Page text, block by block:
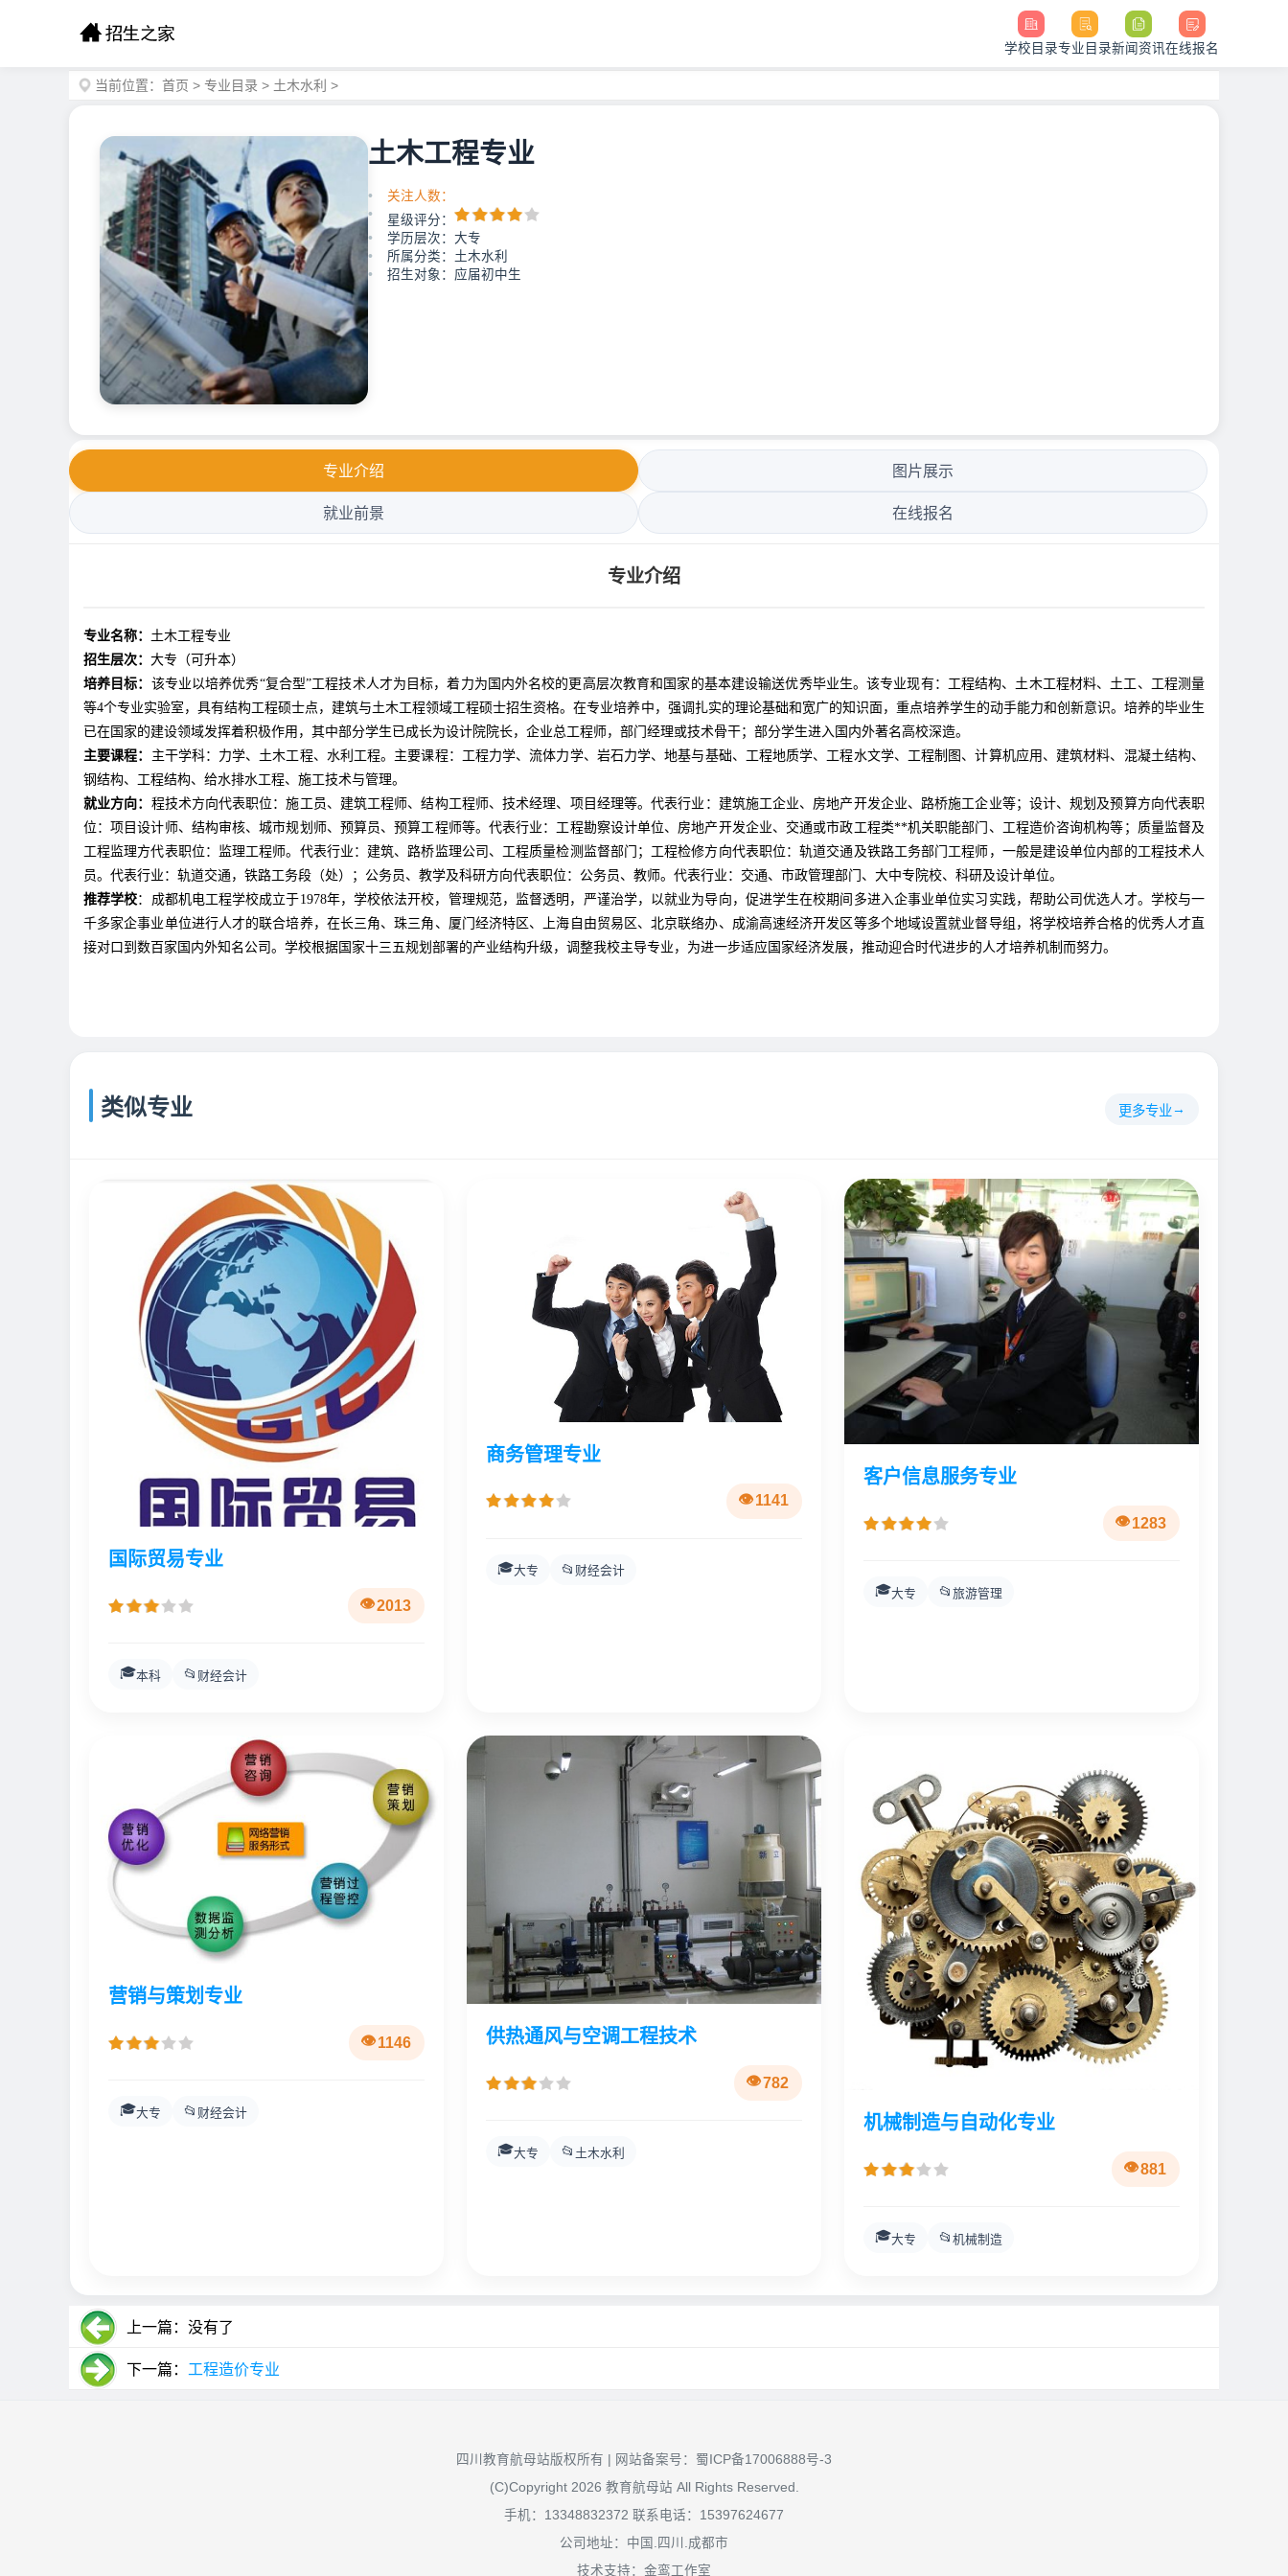
学校目录专业目录新闻资讯在线报名
当前位置： 首页 > 专业目录 > 土木水利 >
土木工程专业
关注人数：
星级评分：
学历层次：大专
所属分类：土木水利
招生对象：应届初中生
专业介绍 图片展示
就业前景 在线报名
专业介绍
专业名称： 土木工程专业
招生层次： 大专（可升本）
培养目标： 该专业以培养优秀“复合型”工程技术人才为目标，着力为国内外名校的更高层次教育和国家的基本建设输送优秀毕业生。该专业现有：工程结构、土木工程材料、土工、工程测量
等4个专业实验室，具有结构工程硕士点，建筑与土木工程领域工程硕士招生资格。在专业培养中，强调扎实的理论基础和宽广的知识面，重点培养学生的动手能力和创新意识。培养的毕业生
已在国家的建设领域发挥着积极作用，其中部分学生已成长为设计院院长，企业总工程师，部门经理或技术骨干；部分学生进入国内外著名高校深造。
主要课程：
主干学科：力学、土木工程、水利工程。主要课程：工程力学、流体力学、岩石力学、地基与基础、工程地质学、工程水文学、工程制图、计算机应用、建筑材料、混凝土结构、
钢结构、工程结构、给水排水工程、施工技术与管理。
就业方向： 程技术方向代表职位：施工员、建筑工程师、结构工程师、技术经理、项目经理等。代表行业：建筑施工企业、房地产开发企业、路桥施工企业等；设计、规划及预算方向代表职
位：项目设计师、结构审核、城市规划师、预算员、预算工程师等。代表行业：工程勘察设计单位、房地产开发企业、交通或市政工程类**机关职能部门、工程造价咨询机构等；质量监督及
工程监理方代表职位：监理工程师。代表行业：建筑、路桥监理公司、工程质量检测监督部门；工程检修方向代表职位：轨道交通及铁路工务部门工程师，一般是建设单位内部的工程技术人
员。代表行业：轨道交通，铁路工务段（处）；公务员、教学及科研方向代表职位：公务员、教师。代表行业：交通、市政管理部门、大中专院校、科研及设计单位。
推荐学校：成都机电工程学校成立于1978年，学校依法开校，管理规范，监督透明，严谨治学，以就业为导向，促进学生在校期间多进入企事业单位实习实践，帮助公司优选人才。学校与一
千多家企事业单位进行人才的联合培养，在长三角、珠三角、厦门经济特区、上海自由贸易区、北京联络办、成渝高速经济开发区等多个地域设置就业督导组，将学校培养合格的优秀人才直
接对口到数百家国内外知名公司。学校根据国家十三五规划部署的产业结构升级，调整我校主导专业，为进一步适应国家经济发展，推动迎合时代进步的人才培养机制而努力。
类似专业 更多专业
国际贸易专业
2013
🎓本科 📂 财经会计
商务管理专业
1141
🎓大专 📂 财经会计
客户信息服务专业
1283
🎓大专 📂 旅游管理
营销与策划专业
1146
🎓大专 📂 财经会计
供热通风与空调工程技术
782
🎓大专 📂 土木水利
机械制造与自动化专业
881
🎓大专 📂 机械制造
上一篇：没有了
下一篇： 工程造价专业
四川教育航母站版权所有 | 网站备案号： 蜀ICP备17006888号-3
(C)Copyright 2026 教育航母站 All Rights Reserved.
手机：13348832372 联系电话：15397624677
公司地址：中国.四川.成都市
技术支持：金鸾工作室